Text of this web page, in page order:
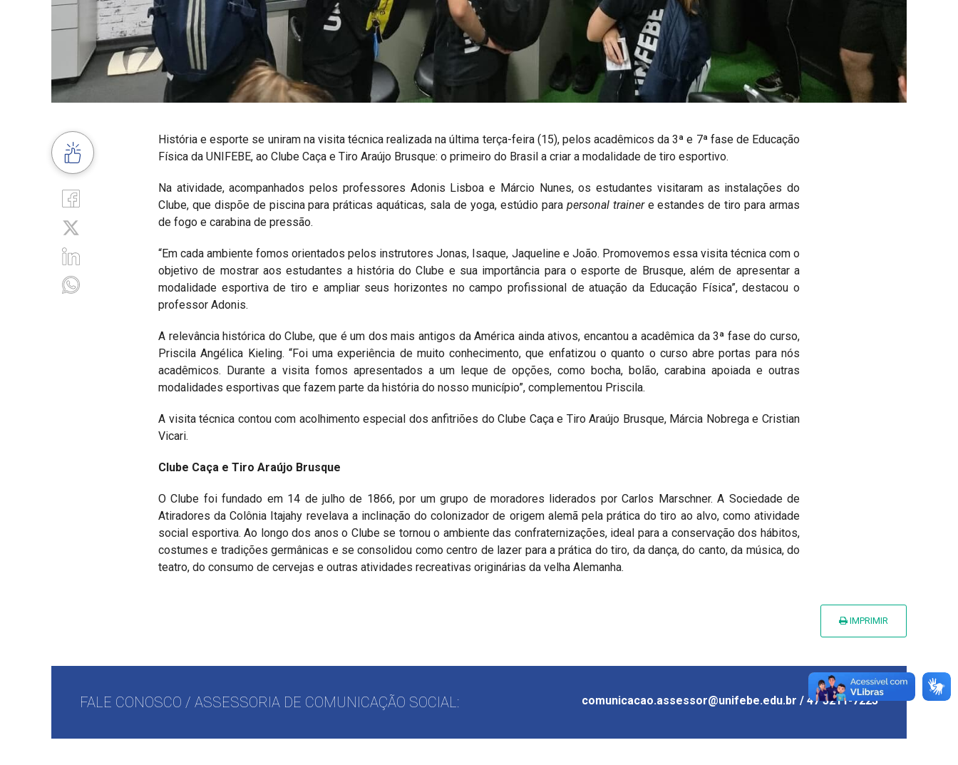
História e esporte se uniram na visita técnica realizada na última terça-feira (15), pelos acadêmicos da 3ª e 7ª fase de Educação
Física da UNIFEBE, ao Clube Caça e Tiro Araújo Brusque: o primeiro do Brasil a criar a modalidade de tiro esportivo.
Na atividade, acompanhados pelos professores Adonis Lisboa e Márcio Nunes, os estudantes visitaram as instalações do
Clube, que dispõe de piscina para práticas aquáticas, sala de yoga, estúdio para personal trainere estandes de tiro para armas
de fogo e carabina de pressão.
“Em cada ambiente fomos orientados pelos instrutores Jonas, Isaque, Jaqueline e João. Promovemos essa visita técnica com o
objetivo de mostrar aos estudantes a história do Clube e sua importância para o esporte de Brusque, além de apresentar a
modalidade esportiva de tiro e ampliar seus horizontes no campo profissional de atuação da Educação Física”, destacou o
professor Adonis.
A relevância histórica do Clube, que é um dos mais antigos da América ainda ativos, encantou a acadêmica da 3ª fase do curso,
Priscila Angélica Kieling. “Foi uma experiência de muito conhecimento, que enfatizou o quanto o curso abre portas para nós
acadêmicos. Durante a visita fomos apresentados a um leque de opções, como bocha, bolão, carabina apoiada e outras
modalidades esportivas que fazem parte da história do nosso município”, complementou Priscila.
A visita técnica contou com acolhimento especial dos anfitriões do Clube Caça e Tiro Araújo Brusque, Márcia Nobrega e Cristian
Vicari.
Clube Caça e Tiro Araújo Brusque
O Clube foi fundado em 14 de julho de 1866, por um grupo de moradores liderados por Carlos Marschner. A Sociedade de
Atiradores da Colônia Itajahy revelava a inclinação do colonizador de origem alemã pela prática do tiro ao alvo, como atividade
social esportiva. Ao longo dos anos o Clube se tornou o ambiente das confraternizações, ideal para a conservação dos hábitos,
costumes e tradições germânicas e se consolidou como centro de lazer para a prática do tiro, da dança, do canto, da música, do
teatro, do consumo de cervejas e outras atividades recreativas originárias da velha Alemanha.
IMPRIMIR
FALE CONOSCO / ASSESSORIA DE COMUNICAÇÃO SOCIAL: comunicacao.assessor@unifebe.edu.br / 47 3211-7223